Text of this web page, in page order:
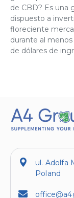
de CBD? Es una
dispuesto a
floreciente
durante al
de dólares de
ul. Adolfa
Poland